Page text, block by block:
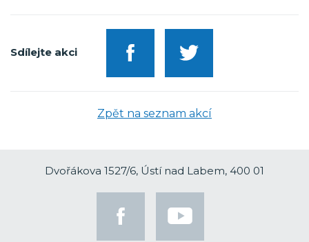
Sdílejte akci
Zpět na seznam akcí
Dvořákova 1527/6, Ústí nad Labem, 400 01